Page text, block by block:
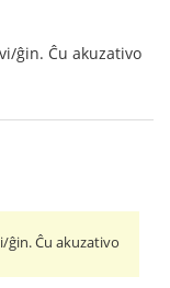
ĝin. Ĉu akuzativo
ĝin. Ĉu akuzativo